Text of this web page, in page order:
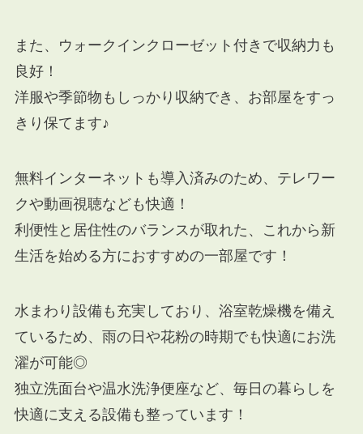
また、ウォークインクローゼット付きで収納力も
良好！
洋服や季節物もしっかり収納でき、お部屋をすっ
きり保てます♪
無料インターネットも導入済みのため、テレワー
クや動画視聴なども快適！
利便性と居住性のバランスが取れた、これから新
生活を始める方におすすめの一部屋です！
水まわり設備も充実しており、浴室乾燥機を備え
ているため、雨の日や花粉の時期でも快適にお洗
濯が可能◎
独立洗面台や温水洗浄便座など、毎日の暮らしを
快適に支える設備も整っています！